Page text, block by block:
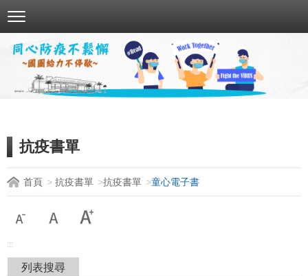
到
抗疫書單
首頁 抗疫書單 抗疫書單 童心電子書
:::
列表搜尋